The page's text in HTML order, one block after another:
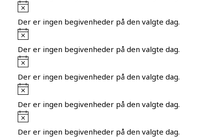
Notice
Der er ingen begivenheder på den valgte dag.
Notice
Der er ingen begivenheder på den valgte dag.
Notice
Der er ingen begivenheder på den valgte dag.
Notice
Der er ingen begivenheder på den valgte dag.
Notice
Der er ingen begivenheder på den valgte dag.